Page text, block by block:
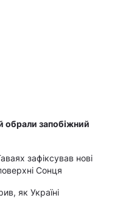
обрали запобіжний
зафіксував нові
Сонця
як Україні